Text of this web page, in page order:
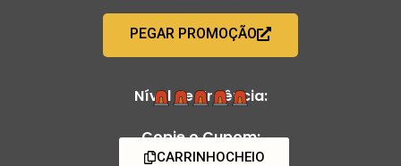
PEGAR PROMOÇÃO
Nível de Urgência:
Copie o Cupom:
CARRINHOCHEIO